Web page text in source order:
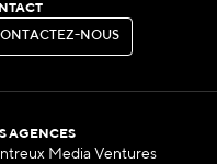
ON ACT EZ-N OUS
ONTACTEZ-NOUS
AGENCES
Media Ventures